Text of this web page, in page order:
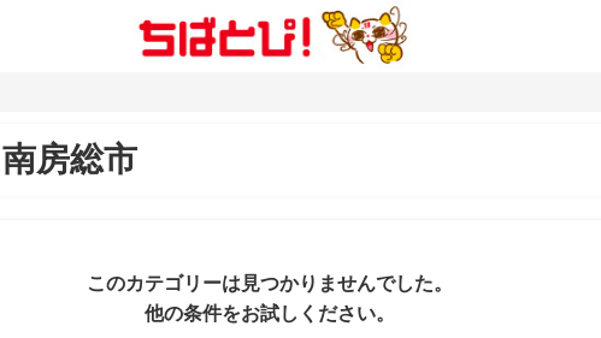
南房総市
このカテゴリーは見つかりませんでした。
他の条件をお試しください。